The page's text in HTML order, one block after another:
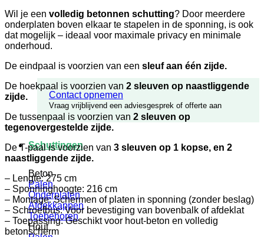
Contact opnemen
Vraag vrijblijvend een adviesgesprek of offerte aan
Schuttingen
Beton
Palen
Onderplaten
Afdekkappen
Toebehoren
Hout
Wil je een volledig betonnen schutting? Door meerdere
onderplaten boven elkaar te stapelen in de sponning, is ook
dat mogelijk – ideaal voor maximale privacy en minimale
onderhoud.
De eindpaal is voorzien van een sleuf aan één zijde.
De hoekpaal is voorzien van 2 sleuven op naastliggende
zijde.
De tussenpaal is voorzien van 2 sleuven op
tegenovergestelde zijde.
De T-paal is voorzien van 3 sleuven op 1 kopse, en 2
naastliggende zijde.
– Lengte: 275 cm
– Sponninghoogte: 216 cm
– Montage: Schermen of platen in sponning (zonder beslag)
– Schroefbus: Voor bevestiging van bovenbalk of afdeklat
– Toepassing: Geschikt voor hout-beton en volledig
betonscherm